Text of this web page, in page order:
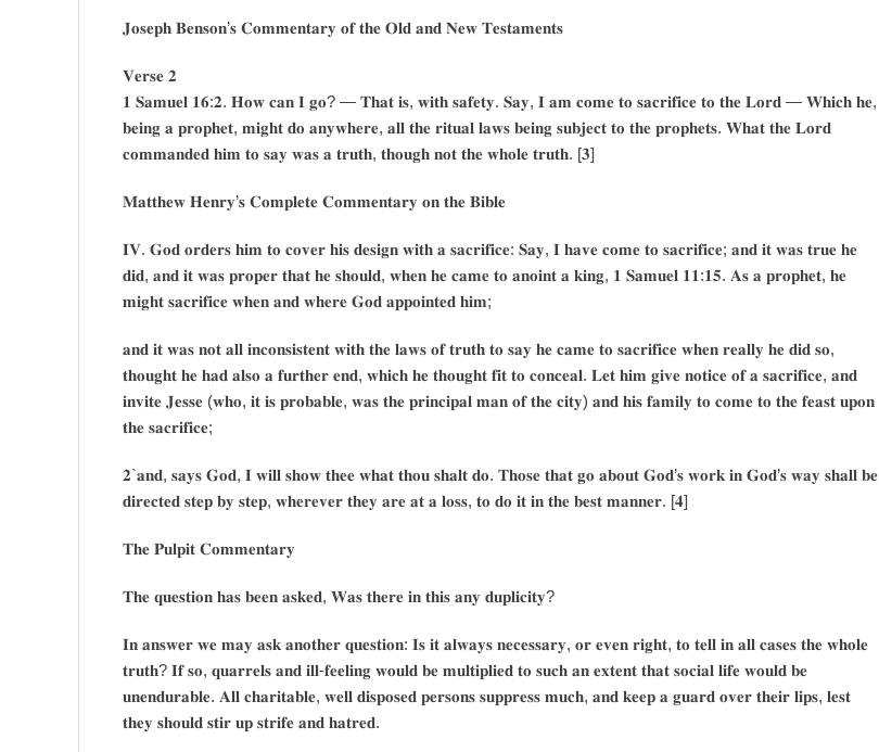
𝐉𝐨𝐬𝐞𝐩𝐡 𝐁𝐞𝐧𝐬𝐨𝐧’𝐬 𝐂𝐨𝐦𝐦𝐞𝐧𝐭𝐚𝐫𝐲 𝐨𝐟 𝐭𝐡𝐞 𝐎𝐥𝐝 𝐚𝐧𝐝 𝐍𝐞𝐰 𝐓𝐞𝐬𝐭𝐚𝐦𝐞𝐧𝐭𝐬
𝐕𝐞𝐫𝐬𝐞 𝟐
𝟏 𝐒𝐚𝐦𝐮𝐞𝐥 𝟏𝟔:𝟐. 𝐇𝐨𝐰 𝐜𝐚𝐧 𝐈 𝐠𝐨? — 𝐓𝐡𝐚𝐭 𝐢𝐬, 𝐰𝐢𝐭𝐡 𝐬𝐚𝐟𝐞𝐭𝐲. 𝐒𝐚𝐲, 𝐈 𝐚𝐦 𝐜𝐨𝐦𝐞 𝐭𝐨 𝐬𝐚𝐜𝐫𝐢𝐟𝐢𝐜𝐞 𝐭𝐨 𝐭𝐡𝐞 𝐋𝐨𝐫𝐝 — 𝐖𝐡𝐢𝐜𝐡 𝐡𝐞,
𝐛𝐞𝐢𝐧𝐠 𝐚 𝐩𝐫𝐨𝐩𝐡𝐞𝐭, 𝐦𝐢𝐠𝐡𝐭 𝐝𝐨 𝐚𝐧𝐲𝐰𝐡𝐞𝐫𝐞, 𝐚𝐥𝐥 𝐭𝐡𝐞 𝐫𝐢𝐭𝐮𝐚𝐥 𝐥𝐚𝐰𝐬 𝐛𝐞𝐢𝐧𝐠 𝐬𝐮𝐛𝐣𝐞𝐜𝐭 𝐭𝐨 𝐭𝐡𝐞 𝐩𝐫𝐨𝐩𝐡𝐞𝐭𝐬. 𝐖𝐡𝐚𝐭 𝐭𝐡𝐞 𝐋𝐨𝐫𝐝
𝐜𝐨𝐦𝐦𝐚𝐧𝐝𝐞𝐝 𝐡𝐢𝐦 𝐭𝐨 𝐬𝐚𝐲 𝐰𝐚𝐬 𝐚 𝐭𝐫𝐮𝐭𝐡, 𝐭𝐡𝐨𝐮𝐠𝐡 𝐧𝐨𝐭 𝐭𝐡𝐞 𝐰𝐡𝐨𝐥𝐞 𝐭𝐫𝐮𝐭𝐡. [𝟑]
𝐌𝐚𝐭𝐭𝐡𝐞𝐰 𝐇𝐞𝐧𝐫𝐲’𝐬 𝐂𝐨𝐦𝐩𝐥𝐞𝐭𝐞 𝐂𝐨𝐦𝐦𝐞𝐧𝐭𝐚𝐫𝐲 𝐨𝐧 𝐭𝐡𝐞 𝐁𝐢𝐛𝐥𝐞
𝐈𝐕. 𝐆𝐨𝐝 𝐨𝐫𝐝𝐞𝐫𝐬 𝐡𝐢𝐦 𝐭𝐨 𝐜𝐨𝐯𝐞𝐫 𝐡𝐢𝐬 𝐝𝐞𝐬𝐢𝐠𝐧 𝐰𝐢𝐭𝐡 𝐚 𝐬𝐚𝐜𝐫𝐢𝐟𝐢𝐜𝐞: 𝐒𝐚𝐲, 𝐈 𝐡𝐚𝐯𝐞 𝐜𝐨𝐦𝐞 𝐭𝐨 𝐬𝐚𝐜𝐫𝐢𝐟𝐢𝐜𝐞; 𝐚𝐧𝐝 𝐢𝐭 𝐰𝐚𝐬 𝐭𝐫𝐮𝐞 𝐡𝐞
𝐝𝐢𝐝, 𝐚𝐧𝐝 𝐢𝐭 𝐰𝐚𝐬 𝐩𝐫𝐨𝐩𝐞𝐫 𝐭𝐡𝐚𝐭 𝐡𝐞 𝐬𝐡𝐨𝐮𝐥𝐝, 𝐰𝐡𝐞𝐧 𝐡𝐞 𝐜𝐚𝐦𝐞 𝐭𝐨 𝐚𝐧𝐨𝐢𝐧𝐭 𝐚 𝐤𝐢𝐧𝐠, 𝟏 𝐒𝐚𝐦𝐮𝐞𝐥 𝟏𝟏:𝟏𝟓. 𝐀𝐬 𝐚 𝐩𝐫𝐨𝐩𝐡𝐞𝐭, 𝐡𝐞
𝐦𝐢𝐠𝐡𝐭 𝐬𝐚𝐜𝐫𝐢𝐟𝐢𝐜𝐞 𝐰𝐡𝐞𝐧 𝐚𝐧𝐝 𝐰𝐡𝐞𝐫𝐞 𝐆𝐨𝐝 𝐚𝐩𝐩𝐨𝐢𝐧𝐭𝐞𝐝 𝐡𝐢𝐦;
𝐚𝐧𝐝 𝐢𝐭 𝐰𝐚𝐬 𝐧𝐨𝐭 𝐚𝐥𝐥 𝐢𝐧𝐜𝐨𝐧𝐬𝐢𝐬𝐭𝐞𝐧𝐭 𝐰𝐢𝐭𝐡 𝐭𝐡𝐞 𝐥𝐚𝐰𝐬 𝐨𝐟 𝐭𝐫𝐮𝐭𝐡 𝐭𝐨 𝐬𝐚𝐲 𝐡𝐞 𝐜𝐚𝐦𝐞 𝐭𝐨 𝐬𝐚𝐜𝐫𝐢𝐟𝐢𝐜𝐞 𝐰𝐡𝐞𝐧 𝐫𝐞𝐚𝐥𝐥𝐲 𝐡𝐞 𝐝𝐢𝐝 𝐬𝐨,
𝐭𝐡𝐨𝐮𝐠𝐡𝐭 𝐡𝐞 𝐡𝐚𝐝 𝐚𝐥𝐬𝐨 𝐚 𝐟𝐮𝐫𝐭𝐡𝐞𝐫 𝐞𝐧𝐝, 𝐰𝐡𝐢𝐜𝐡 𝐡𝐞 𝐭𝐡𝐨𝐮𝐠𝐡𝐭 𝐟𝐢𝐭 𝐭𝐨 𝐜𝐨𝐧𝐜𝐞𝐚𝐥. 𝐋𝐞𝐭 𝐡𝐢𝐦 𝐠𝐢𝐯𝐞 𝐧𝐨𝐭𝐢𝐜𝐞 𝐨𝐟 𝐚 𝐬𝐚𝐜𝐫𝐢𝐟𝐢𝐜𝐞, 𝐚𝐧𝐝
𝐢𝐧𝐯𝐢𝐭𝐞 𝐉𝐞𝐬𝐬𝐞 (𝐰𝐡𝐨, 𝐢𝐭 𝐢𝐬 𝐩𝐫𝐨𝐛𝐚𝐛𝐥𝐞, 𝐰𝐚𝐬 𝐭𝐡𝐞 𝐩𝐫𝐢𝐧𝐜𝐢𝐩𝐚𝐥 𝐦𝐚𝐧 𝐨𝐟 𝐭𝐡𝐞 𝐜𝐢𝐭𝐲) 𝐚𝐧𝐝 𝐡𝐢𝐬 𝐟𝐚𝐦𝐢𝐥𝐲 𝐭𝐨 𝐜𝐨𝐦𝐞 𝐭𝐨 𝐭𝐡𝐞 𝐟𝐞𝐚𝐬𝐭 𝐮𝐩𝐨𝐧
𝐭𝐡𝐞 𝐬𝐚𝐜𝐫𝐢𝐟𝐢𝐜𝐞;
𝟐`𝐚𝐧𝐝, 𝐬𝐚𝐲𝐬 𝐆𝐨𝐝, 𝐈 𝐰𝐢𝐥𝐥 𝐬𝐡𝐨𝐰 𝐭𝐡𝐞𝐞 𝐰𝐡𝐚𝐭 𝐭𝐡𝐨𝐮 𝐬𝐡𝐚𝐥𝐭 𝐝𝐨. 𝐓𝐡𝐨𝐬𝐞 𝐭𝐡𝐚𝐭 𝐠𝐨 𝐚𝐛𝐨𝐮𝐭 𝐆𝐨𝐝’𝐬 𝐰𝐨𝐫𝐤 𝐢𝐧 𝐆𝐨𝐝’𝐬 𝐰𝐚𝐲 𝐬𝐡𝐚𝐥𝐥 𝐛𝐞
𝐝𝐢𝐫𝐞𝐜𝐭𝐞𝐝 𝐬𝐭𝐞𝐩 𝐛𝐲 𝐬𝐭𝐞𝐩, 𝐰𝐡𝐞𝐫𝐞𝐯𝐞𝐫 𝐭𝐡𝐞𝐲 𝐚𝐫𝐞 𝐚𝐭 𝐚 𝐥𝐨𝐬𝐬, 𝐭𝐨 𝐝𝐨 𝐢𝐭 𝐢𝐧 𝐭𝐡𝐞 𝐛𝐞𝐬𝐭 𝐦𝐚𝐧𝐧𝐞𝐫. [𝟒]
𝐓𝐡𝐞 𝐏𝐮𝐥𝐩𝐢𝐭 𝐂𝐨𝐦𝐦𝐞𝐧𝐭𝐚𝐫𝐲
𝐓𝐡𝐞 𝐪𝐮𝐞𝐬𝐭𝐢𝐨𝐧 𝐡𝐚𝐬 𝐛𝐞𝐞𝐧 𝐚𝐬𝐤𝐞𝐝, 𝐖𝐚𝐬 𝐭𝐡𝐞𝐫𝐞 𝐢𝐧 𝐭𝐡𝐢𝐬 𝐚𝐧𝐲 𝐝𝐮𝐩𝐥𝐢𝐜𝐢𝐭𝐲?
𝐈𝐧 𝐚𝐧𝐬𝐰𝐞𝐫 𝐰𝐞 𝐦𝐚𝐲 𝐚𝐬𝐤 𝐚𝐧𝐨𝐭𝐡𝐞𝐫 𝐪𝐮𝐞𝐬𝐭𝐢𝐨𝐧: 𝐈𝐬 𝐢𝐭 𝐚𝐥𝐰𝐚𝐲𝐬 𝐧𝐞𝐜𝐞𝐬𝐬𝐚𝐫𝐲, 𝐨𝐫 𝐞𝐯𝐞𝐧 𝐫𝐢𝐠𝐡𝐭, 𝐭𝐨 𝐭𝐞𝐥𝐥 𝐢𝐧 𝐚𝐥𝐥 𝐜𝐚𝐬𝐞𝐬 𝐭𝐡𝐞 𝐰𝐡𝐨𝐥𝐞
𝐭𝐫𝐮𝐭𝐡? 𝐈𝐟 𝐬𝐨, 𝐪𝐮𝐚𝐫𝐫𝐞𝐥𝐬 𝐚𝐧𝐝 𝐢𝐥𝐥-𝐟𝐞𝐞𝐥𝐢𝐧𝐠 𝐰𝐨𝐮𝐥𝐝 𝐛𝐞 𝐦𝐮𝐥𝐭𝐢𝐩𝐥𝐢𝐞𝐝 𝐭𝐨 𝐬𝐮𝐜𝐡 𝐚𝐧 𝐞𝐱𝐭𝐞𝐧𝐭 𝐭𝐡𝐚𝐭 𝐬𝐨𝐜𝐢𝐚𝐥 𝐥𝐢𝐟𝐞 𝐰𝐨𝐮𝐥𝐝 𝐛𝐞
𝐮𝐧𝐞𝐧𝐝𝐮𝐫𝐚𝐛𝐥𝐞. 𝐀𝐥𝐥 𝐜𝐡𝐚𝐫𝐢𝐭𝐚𝐛𝐥𝐞, 𝐰𝐞𝐥𝐥 𝐝𝐢𝐬𝐩𝐨𝐬𝐞𝐝 𝐩𝐞𝐫𝐬𝐨𝐧𝐬 𝐬𝐮𝐩𝐩𝐫𝐞𝐬𝐬 𝐦𝐮𝐜𝐡, 𝐚𝐧𝐝 𝐤𝐞𝐞𝐩 𝐚 𝐠𝐮𝐚𝐫𝐝 𝐨𝐯𝐞𝐫 𝐭𝐡𝐞𝐢𝐫 𝐥𝐢𝐩𝐬, 𝐥𝐞𝐬𝐭
𝐭𝐡𝐞𝐲 𝐬𝐡𝐨𝐮𝐥𝐝 𝐬𝐭𝐢𝐫 𝐮𝐩 𝐬𝐭𝐫𝐢𝐟𝐞 𝐚𝐧𝐝 𝐡𝐚𝐭𝐫𝐞𝐝.